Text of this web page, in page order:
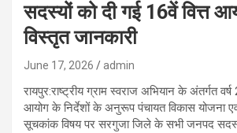
सदस्यों को दी गई 16वें वित्त
विस्तृत जानकारी
June 17, 2026 admin
रायपुर:राष्ट्रीय ग्राम स्वराज अभियान के अंतर्गत
आयोग के निर्देशों के अनुरूप पंचायत विकास योजना
सूचकांक विषय पर सरगुजा जिले के सभी जनपद